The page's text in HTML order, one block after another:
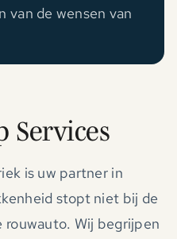
van de wensen van
Services
is uw partner in
stopt niet bij de
rouwauto. Wij begrijpen